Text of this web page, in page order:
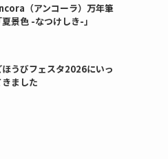
（アンコーラ）万年筆
夏景色 -なつけしき-」
ほうびフェスタ2026にいっ
ました